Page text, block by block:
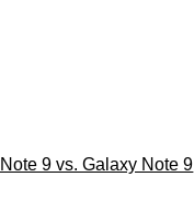
9 vs. Galaxy Note 9